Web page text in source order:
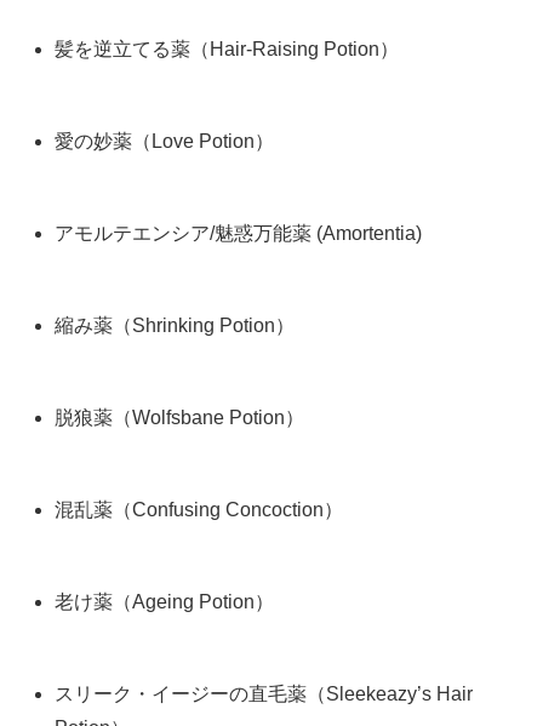
髪を逆立てる薬（Hair-Raising Potion）
愛の妙薬（Love Potion）
アモルテエンシア/魅惑万能薬 (Amortentia)
縮み薬（Shrinking Potion）
脱狼薬（Wolfsbane Potion）
混乱薬（Confusing Concoction）
老け薬（Ageing Potion）
スリーク・イージーの直毛薬（Sleekeazy’s Hair